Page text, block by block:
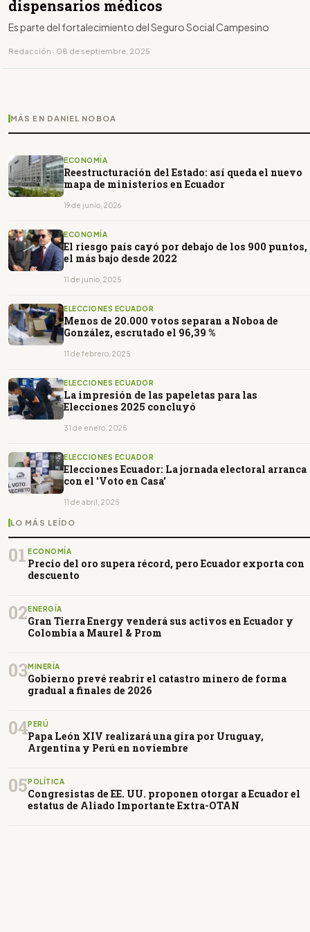
dispensarios médicos
Es parte del fortalecimiento del Seguro Social Campesino
Redacción · 08 de septiembre, 2025
MÁS EN DANIEL NOBOA
ECONOMÍA
Reestructuración del Estado: así queda el nuevo
mapa de ministerios en Ecuador
19 de junio, 2026
ECONOMÍA
El riesgo país cayó por debajo de los 900 puntos,
el más bajo desde 2022
11 de junio, 2025
ELECCIONES ECUADOR
Menos de 20.000 votos separan a Noboa de
González, escrutado el 96,39 %
11 de febrero, 2025
ELECCIONES ECUADOR
La impresión de las papeletas para las
Elecciones 2025 concluyó
31 de enero, 2025
ELECCIONES ECUADOR
Elecciones Ecuador: La jornada electoral arranca
con el 'Voto en Casa'
11 de abril, 2025
LO MÁS LEÍDO
01 ECONOMÍA
Precio del oro supera récord, pero Ecuador exporta con
descuento
02ENERGÍA
Gran Tierra Energy venderá sus activos en Ecuador y
Colombia a Maurel & Prom
03MINERÍA
Gobierno prevé reabrir el catastro minero de forma
gradual a finales de 2026
04PERÚ
Papa León XIV realizará una gira por Uruguay,
Argentina y Perú en noviembre
05POLÍTICA
Congresistas de EE. UU. proponen otorgar a Ecuador el
estatus de Aliado Importante Extra-OTAN